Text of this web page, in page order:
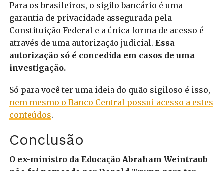
Para os brasileiros, o sigilo bancário é uma
garantia de privacidade assegurada pela
Constituição Federal e a única forma de acesso é
através de uma autorização judicial. Essa
autorização só é concedida em casos de uma
investigação.
Só para você ter uma ideia do quão sigiloso é isso,
nem mesmo o Banco Central possui acesso a estes
conteúdos.
Conclusão
O ex-ministro da Educação Abraham Weintraub